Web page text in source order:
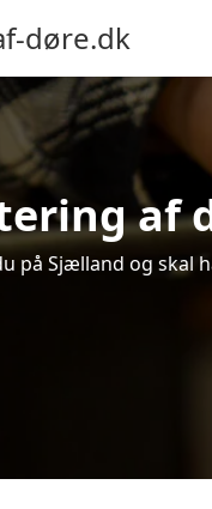
døre.dk
af
på Sjælland og skal